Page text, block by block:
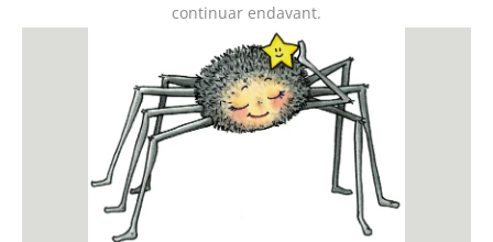
continuar endavant.